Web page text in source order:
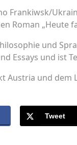
Frankiwsk/
Roman „Heute
und
Essays und ist
Austria und
Tweet